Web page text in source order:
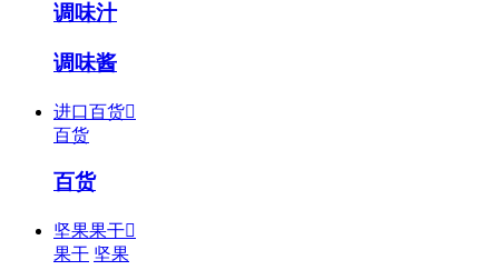
调味汁
调味酱
进口百货
百货
百货
坚果果干
果干 坚果